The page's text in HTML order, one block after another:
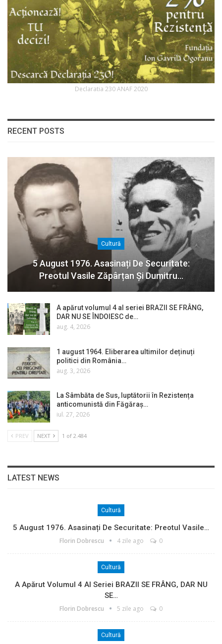
Declaratia 230 ANAF 2020
RECENT POSTS
Cultură
5 August 1976. Asasinați De Securitate:
Preotul Vasile Zăpârțan Și Dumitru…
A apărut volumul 4 al seriei BRAZII SE FRÂNG,
DAR NU SE ÎNDOIESC de…
aug. 4, 2026
1 august 1964. Eliberarea ultimilor deținuți
politici din România…
aug. 3, 2026
La Sâmbăta de Sus, luptătorii în Rezistența
anticomunistă din Făgăraș…
iul. 27, 2026
PREV NEXT 1 of 2.484
LATEST NEWS
Cultură
5 August 1976. Asasinați De Securitate: Preotul Vasile…
Florin Dobrescu 4 zile ago 0
Cultură
A Apărut Volumul 4 Al Seriei BRAZII SE FRÂNG, DAR NU
SE…
Florin Dobrescu 5 zile ago 0
Cultură